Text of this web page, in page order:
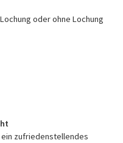
oder ohne Lochung
zufriedenstellendes